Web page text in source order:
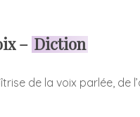
– Diction
de la voix parlée, de